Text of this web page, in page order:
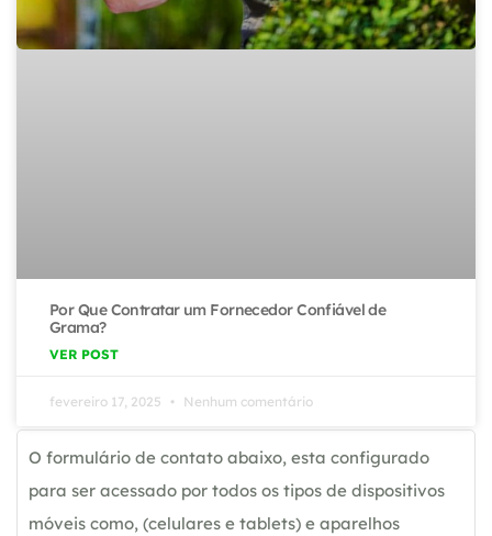
Por Que Contratar um Fornecedor Confiável de
Grama?
VER POST
fevereiro 17, 2025 Nenhum comentário
O formulário de contato abaixo, esta configurado
para ser acessado por todos os tipos de dispositivos
móveis como, (celulares e tablets) e aparelhos